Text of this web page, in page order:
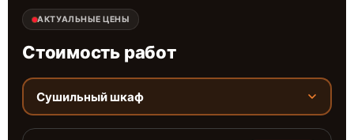
АКТУАЛЬНЫЕ ЦЕНЫ
Стоимость работ
Сушильный шкаф